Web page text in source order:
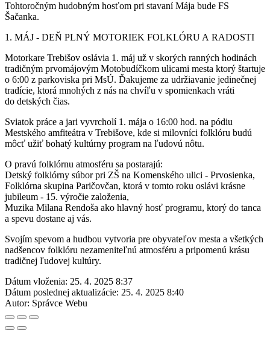
Tohtoročným hudobným hosťom pri stavaní Mája bude FS
Šačanka.
1. MÁJ - DEŇ PLNÝ MOTORIEK FOLKLÓRU A RADOSTI
Motorkare Trebišov oslávia 1. máj už v skorých ranných hodinách
tradičným prvomájovým Motobudíčkom ulicami mesta ktorý štartuje
o 6:00 z parkoviska pri MsÚ. Ďakujeme za udržiavanie jedinečnej
tradície, ktorá mnohých z nás na chvíľu v spomienkach vráti
do detských čias.
Sviatok práce a jari vyvrcholí 1. mája o 16:00 hod. na pódiu
Mestského amfiteátra v Trebišove, kde si milovníci folklóru budú
môcť užiť bohatý kultúrny program na ľudovú nôtu.
O pravú folklórnu atmosféru sa postarajú:
Detský folklórny súbor pri ZŠ na Komenského ulici - Prvosienka,
Folklórna skupina Paričovčan, ktorá v tomto roku oslávi krásne
jubileum - 15. výročie založenia,
Muzika Milana Rendoša ako hlavný hosť programu, ktorý do tanca
a spevu dostane aj vás.
Svojím spevom a hudbou vytvoria pre obyvateľov mesta a všetkých
nadšencov folklóru nezameniteľnú atmosféru a pripomenú krásu
tradičnej ľudovej kultúry.
Dátum vloženia: 25. 4. 2025 8:37
Dátum poslednej aktualizácie: 25. 4. 2025 8:40
Autor: Správce Webu